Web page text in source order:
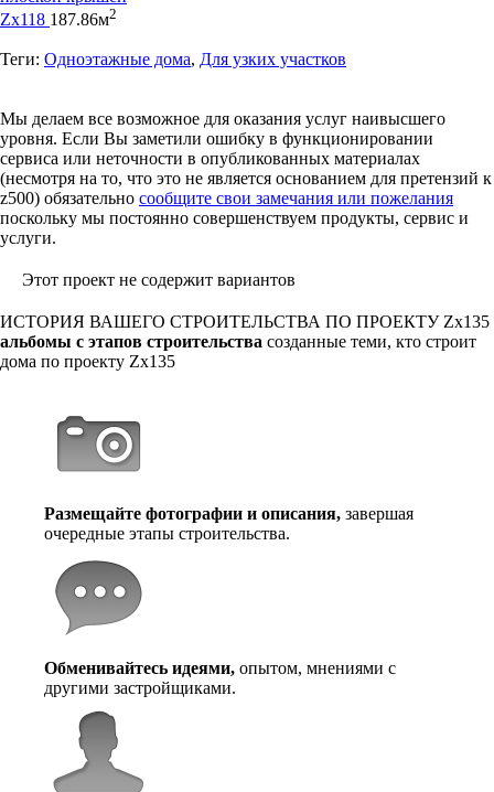
Zx118 187.86м2
Теги: Одноэтажные дома, Для узких участков
Мы делаем все возможное для оказания услуг наивысшего
уровня. Если Вы заметили ошибку в функционировании
сервиса или неточности в опубликованных материалах
(несмотря на то, что это не является основанием для претензий к
z500) обязательно сообщите свои замечания или пожелания
поскольку мы постоянно совершенствуем продукты, сервис и
услуги.
Этот проект не содержит вариантов
ИСТОРИЯ ВАШЕГО СТРОИТЕЛЬСТВА ПО ПРОЕКТУ Zx135
альбомы с этапов строительства созданные теми, кто строит
дома по проекту Zx135
Размещайте фотографии и описания, завершая
очередные этапы строительства.
Обменивайтесь идеями, опытом, мнениями с
другими застройщиками.